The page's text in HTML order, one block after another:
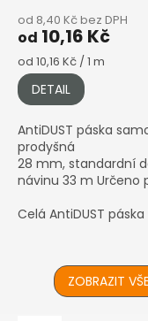
od 8,40 Kč bez DPH
od 10,16 Kč
Měrná
cena:
od 10,16 Kč / 1 m
DETAIL
AntiDUST páska
prodyšná
28 mm, standardní
návinu 33 m Určeno
4–10 mm • Prodyšná
Celá AntiDUST
ZOBRAZIT